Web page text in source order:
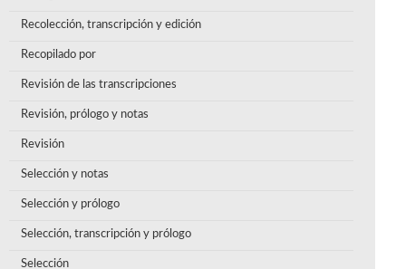
Recolección, transcripción y edición
Recopilado por
Revisión de las transcripciones
Revisión, prólogo y notas
Revisión
Selección y notas
Selección y prólogo
Selección, transcripción y prólogo
Selección